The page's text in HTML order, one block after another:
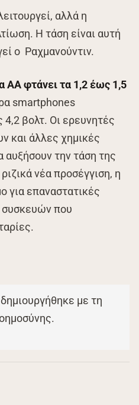
αλλά η
Η τάση είναι αυτή
ο Ραχμανούντιν.
AA φτάνει τα 1,2 έως 1,5
smartphones
βολτ. Οι ερευνητές
και άλλες χημικές
αυξήσουν την τάση της
νέα προσέγγιση, η
για επαναστατικές
συσκευών που
με τη